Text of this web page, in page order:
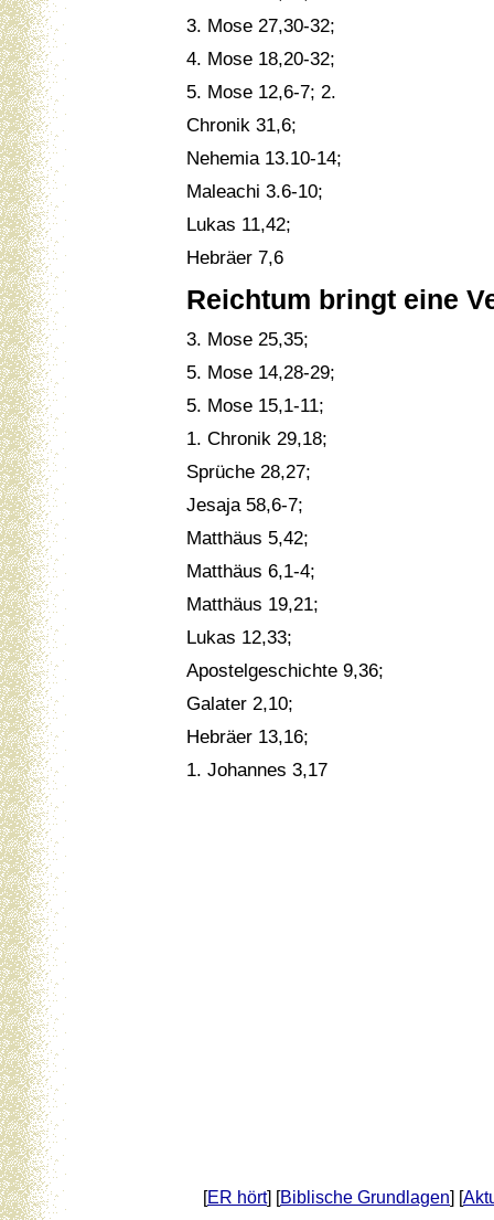
3. Mose 27,30-32;
4. Mose 18,20-32;
5. Mose 12,6-7; 2.
Chronik 31,6;
Nehemia 13.10-14;
Maleachi 3.6-10;
Lukas 11,42;
Hebräer 7,6
Reichtum bringt eine
3. Mose 25,35;
5. Mose 14,28-29;
5. Mose 15,1-11;
1. Chronik 29,18;
Sprüche 28,27;
Jesaja 58,6-7;
Matthäus 5,42;
Matthäus 6,1-4;
Matthäus 19,21;
Lukas 12,33;
Apostelgeschichte 9,36;
Galater 2,10;
Hebräer 13,16;
1. Johannes 3,17
[ER hört] [Biblische Grundlagen] [